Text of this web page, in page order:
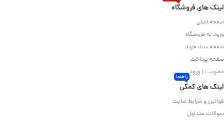
لینک های فروشگاه
صفحه اصلی
ورود به فروشگاه
صفحه سبد خرید
صفحه پرداخت
عضویت | ورود
لینک های کمکی
راهنما
قوانین و شرایط سایت
سوالات متداول